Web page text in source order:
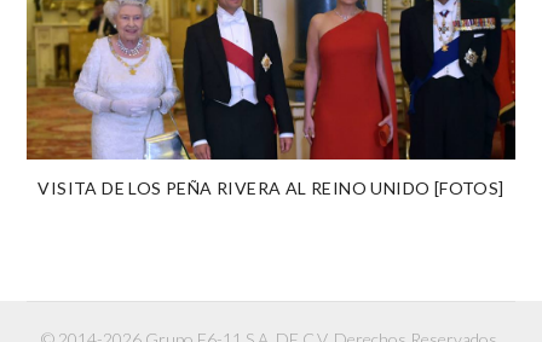
VISITA DE LOS PEÑA RIVERA AL REINO UNIDO [FOTOS]